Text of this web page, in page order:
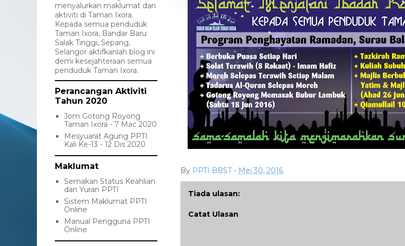
By PPTI BBST - Mei 30, 2016
Tiada ulasan:
Catat Ulasan
menyalurkan maklumat dan
aktiviti di Taman Ixora.
Kepada semua penduduk
Taman Ixora, Bandar Baru
Salak Tinggi, Sepang,
Selangor aktifkanlah blog ini
demi kesejahteraan semua
penduduk Taman Ixora.
Perancangan Aktiviti
Tahun 2020
Jom Gotong Royong
Taman Ixora - 7 Mac 2020
Mesyuarat Agung PPTI
Kali Ke-13 - 12 Dis 2020
Maklumat
Semakan Status Keahlian
dan Yuran PPTI
Sistem Maklumat PPTI
Online
Manual Pengguna PPTI
Online